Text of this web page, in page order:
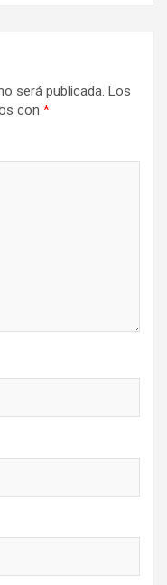
será publicada. Los
con *